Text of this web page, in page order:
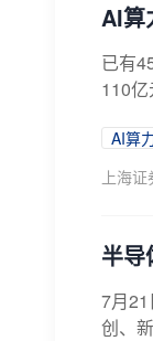
AI算
已有
110
AI算
上海
半导
7月
创、